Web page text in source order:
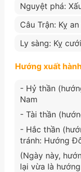
Nguyệt phá:
Câu Trận: Kỵ
Ly sàng: Kỵ
Hướng xuất hành
- Hỷ thần
Nam
- Tài thần
- Hắc thần
tránh: Hướng
(Ngày này,
lại vừa là